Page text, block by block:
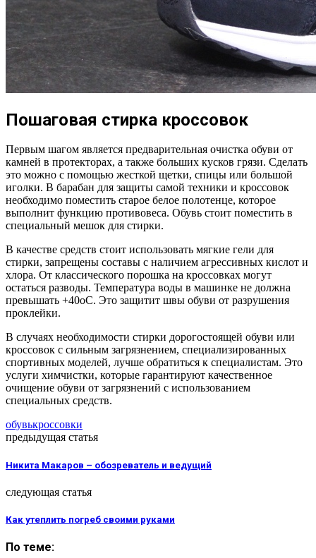
Пошаговая стирка кроссовок
Первым шагом является предварительная очистка обуви от
камней в протекторах, а также больших кусков грязи. Сделать
это можно с помощью жесткой щетки, спицы или большой
иголки. В барабан для защиты самой техники и кроссовок
необходимо поместить старое белое полотенце, которое
выполнит функцию противовеса. Обувь стоит поместить в
специальный мешок для стирки.
В качестве средств стоит использовать мягкие гели для
стирки, запрещены составы с наличием агрессивных кислот и
хлора. От классического порошка на кроссовках могут
остаться разводы. Температура воды в машинке не должна
превышать +40оС. Это защитит швы обуви от разрушения
проклейки.
В случаях необходимости стирки дорогостоящей обуви или
кроссовок с сильным загрязнением, специализированных
спортивных моделей, лучше обратиться к специалистам. Это
услуги химчистки, которые гарантируют качественное
очищение обуви от загрязнений с использованием
специальных средств.
обувькроссовки
предыдущая статья
Никита Макаров – обозреватель и ведущий
следующая статья
Как утеплить погреб своими руками
По теме: